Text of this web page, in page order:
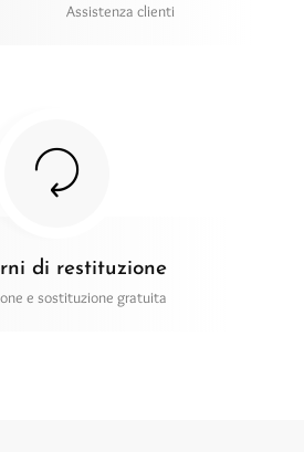
Assistenza clienti
di restituzione
e sostituzione gratuita